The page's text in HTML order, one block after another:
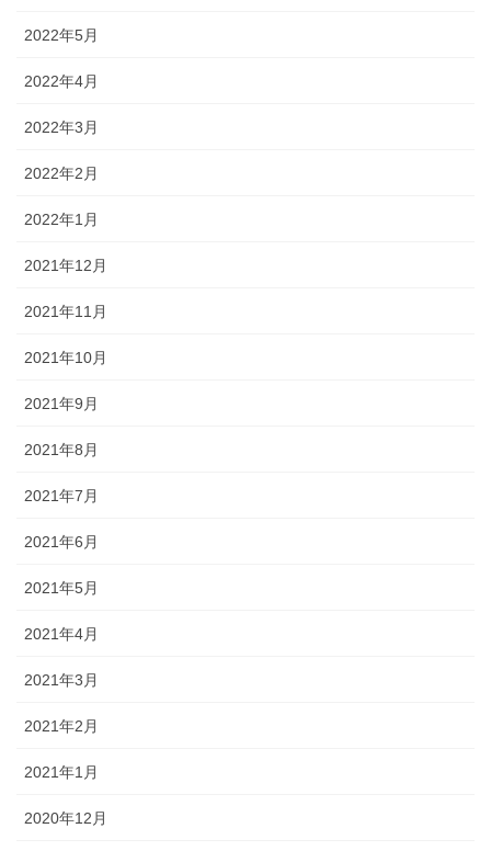
2022年5月
2022年4月
2022年3月
2022年2月
2022年1月
2021年12月
2021年11月
2021年10月
2021年9月
2021年8月
2021年7月
2021年6月
2021年5月
2021年4月
2021年3月
2021年2月
2021年1月
2020年12月